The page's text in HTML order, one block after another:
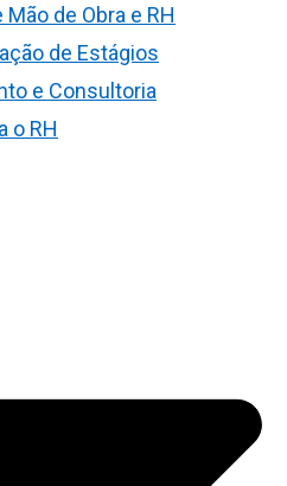
de Obra e RH
de Estágios
e Consultoria
o RH